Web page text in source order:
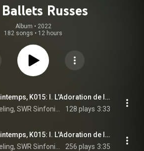
Russes
Album • 2022
182 songs • 12 hours
Le sacre du printemps, K015: I. L'Adoration de la Terre: No. 1, Introduction
128 plays 3:33
Le sacre du printemps, K015: I. L'Adoration de la Terre: No. 2, Les Augures printaniers
256 plays 3:35